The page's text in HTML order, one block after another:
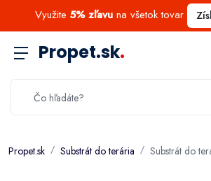
Využite 5% zľavu na všetok tovar
Propet.sk.
Propet.sk Substrát do terária Substrát do